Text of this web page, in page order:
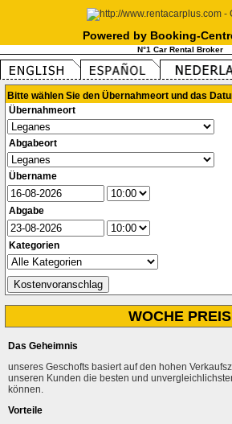
Powered by Booking-
N°1 Car Rental Broker
Bitte wählen Sie den Übernahmeort und das
Übernahmeort
Abgabeort
Übername
Abgabe
Kategorien
WOCHE PREIS
Das Geheimnis
unseres Geschofts basiert auf den hohen
unseren Kunden die besten und
können.
Vorteile